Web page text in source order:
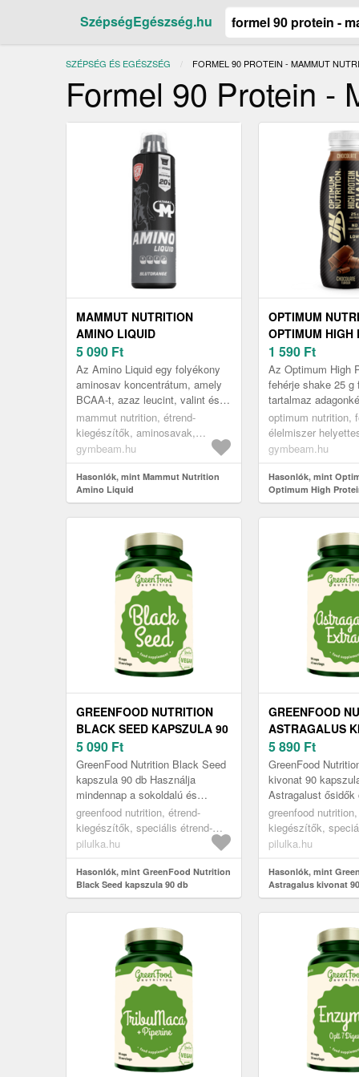
SzépségEgészség.hu
SZÉPSÉG ÉS EGÉSZSÉG JELENLEGI:
FORMEL 90 PROTEIN - MAMMUT
Formel 90 Protein -
MAMMUT NUTRITION
AMINO LIQUID
5 090 Ft
Az Amino Liquid egy folyékony
aminosav koncentrátum, amely
BCAA-t, azaz leucint, valint és
izoleucint is tartalmaz. Olyan
magas fehérjetartalma van...
mammut nutrition, étrend-
kiegészítők, aminosavak,
komplex aminosavak
gymbeam.hu
Hasonlók, mint Mammut Nutrition
Amino Liquid
OPTIMUM
OPTIMUM HIGH
SHAKE
1 590 Ft
Az Optimum High
fehérje shake 25 g
tartalmaz
drink ital, amely a
pótlására szolgál
optimum nutrition,
élelmiszer
to-drink fehérjeitalok
gymbeam.hu
Hasonlók, mint
Optimum High
GREENFOOD NUTRITION
BLACK SEED KAPSZULA 90
DB
5 090 Ft
GreenFood Nutrition Black Seed
kapszula 90 db Használja
mindennap a sokoldalú és
tápanyagban gazdag fekete
köményt! A fekete kömény egy
olyan növén...
greenfood nutrition, étrend-
kiegészítők, speciális étrend-
kiegészítők, antioxidánsok
pilulka.hu
Hasonlók, mint GreenFood Nutrition
Black Seed kapszula 90 db
GREENFOOD
ASTRAGALUS
KAPSZULA
5 890 Ft
GreenFood
kivonat 90
Astragalust ősidők
értékelték a
orvoslásban
adaptogé...
greenfood
kiegészítők,
kiegészítők, vegán
pilulka.hu
Hasonlók, mint
Astragalus kivonat